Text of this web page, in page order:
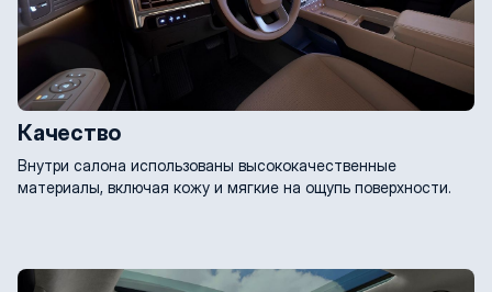
Качество
Внутри салона использованы высококачественные
материалы, включая кожу и мягкие на ощупь поверхности.